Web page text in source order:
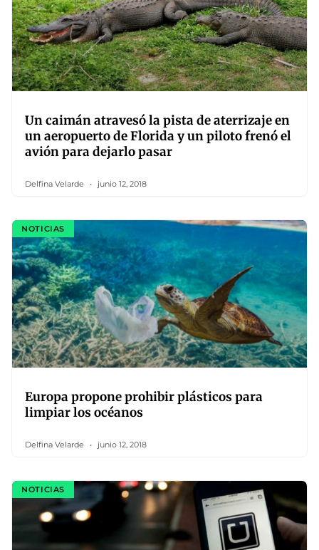
Un caimán atravesó la pista de aterrizaje en
un aeropuerto de Florida y un piloto frenó el
avión para dejarlo pasar
Delfina Velarde junio 12, 2018
NOTICIAS
Europa propone prohibir plásticos para
limpiar los océanos
Delfina Velarde junio 12, 2018
NOTICIAS